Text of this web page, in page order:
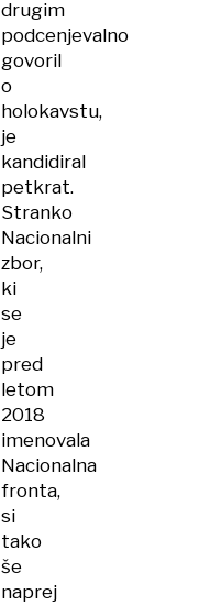
drugim
podcenjevalno
govoril
o
holokavstu,
je
kandidiral
petkrat.
Stranko
Nacionalni
zbor,
ki
se
je
pred
letom
2018
imenovala
Nacionalna
fronta,
si
tako
še
naprej